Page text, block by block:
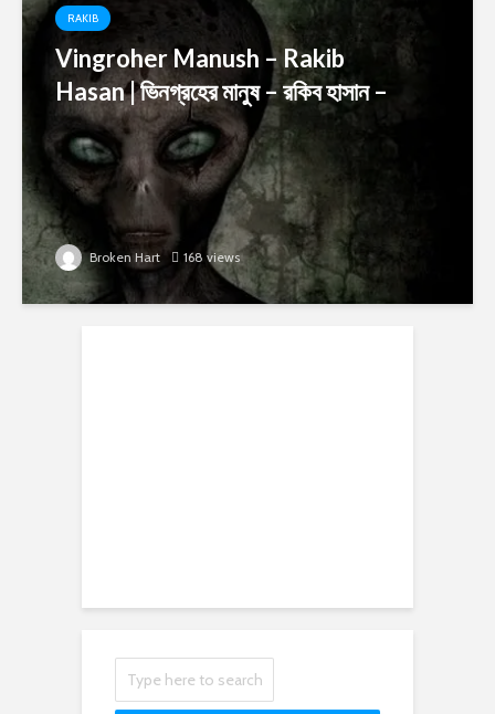
RAKIB
Vingroher Manush – Rakib
Hasan | ভিনগ্রহের মানুষ – রকিব হাসান –
Broken Hart 168 views